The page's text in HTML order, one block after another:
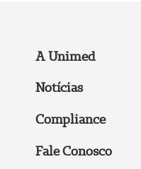
A Unimed
Notícias
Compliance
Fale Conosco